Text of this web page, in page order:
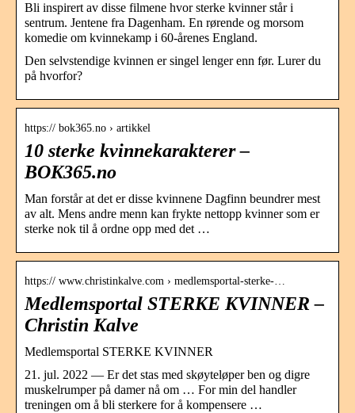
Bli inspirert av disse filmene hvor sterke kvinner står i
sentrum. Jentene fra Dagenham. En rørende og morsom
komedie om kvinnekamp i 60-årenes England.
Den selvstendige kvinnen er singel lenger enn før. Lurer du
på hvorfor?
https:// bok365.no › artikkel
10 sterke kvinnekarakterer –
BOK365.no
Man forstår at det er disse kvinnene Dagfinn beundrer mest
av alt. Mens andre menn kan frykte nettopp kvinner som er
sterke nok til å ordne opp med det …
https:// www.christinkalve.com › medlemsportal-sterke-…
Medlemsportal STERKE KVINNER –
Christin Kalve
Medlemsportal STERKE KVINNER
21. jul. 2022 — Er det stas med skøyteløper ben og digre
muskelrumper på damer nå om … For min del handler
treningen om å bli sterkere for å kompensere …